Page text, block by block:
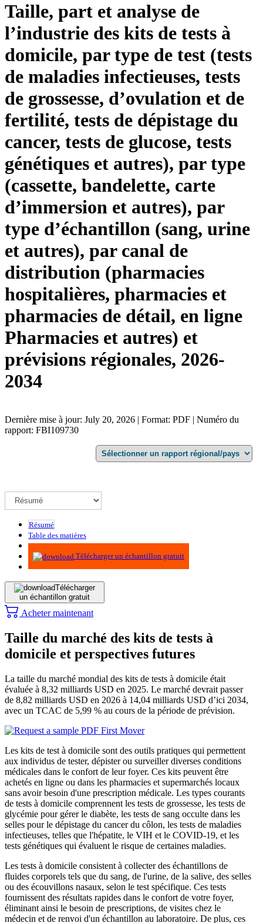
Taille, part et analyse de
l’industrie des kits de tests à
domicile, par type de test (tests
de maladies infectieuses, tests
de grossesse, d’ovulation et de
fertilité, tests de dépistage du
cancer, tests de glucose, tests
génétiques et autres), par type
(cassette, bandelette, carte
d’immersion et autres), par
type d’échantillon (sang, urine
et autres), par canal de
distribution (pharmacies
hospitalières, pharmacies et
pharmacies de détail, en ligne
Pharmacies et autres) et
prévisions régionales, 2026-
2034
Dernière mise à jour: July 20, 2026 | Format: PDF | Numéro du
rapport: FBI109730
Résumé
Table des matières
Méthodologie
Télécharger un échantillon gratuit
Télécharger
un échantillon gratuit
Acheter maintenant
Taille du marché des kits de tests à
domicile et perspectives futures
La taille du marché mondial des kits de tests à domicile était
évaluée à 8,32 milliards USD en 2025. Le marché devrait passer
de 8,82 milliards USD en 2026 à 14,04 milliards USD d’ici 2034,
avec un TCAC de 5,99 % au cours de la période de prévision.
Les kits de test à domicile sont des outils pratiques qui permettent
aux individus de tester, dépister ou surveiller diverses conditions
médicales dans le confort de leur foyer. Ces kits peuvent être
achetés en ligne ou dans les pharmacies et supermarchés locaux
sans avoir besoin d'une prescription médicale. Les types courants
de tests à domicile comprennent les tests de grossesse, les tests de
glycémie pour gérer le diabète, les tests de sang occulte dans les
selles pour le dépistage du cancer du côlon, les tests de maladies
infectieuses, telles que l'hépatite, le VIH et le COVID-19, et les
tests génétiques qui évaluent le risque de certaines maladies.
Les tests à domicile consistent à collecter des échantillons de
fluides corporels tels que du sang, de l'urine, de la salive, des selles
ou des écouvillons nasaux, selon le test spécifique. Ces tests
fournissent des résultats rapides dans le confort de votre foyer,
éliminant ainsi le besoin de prescriptions, de visites chez le
médecin et de renvoi d'un échantillon au laboratoire. De plus, ces